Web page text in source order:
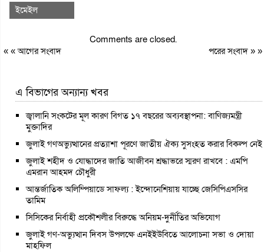
ইমেইল
Comments are closed.
« «আগের সংবাদ পরের সংবাদ» »
এ বিভাগের অন্যান্য খবর
জ্বালানি সংকটের মূল কারণ বিগত ১৭ বছরের অব্যবস্থাপনা: বাণিজ্যমন্ত্রী
মুক্তাদির
জুলাই গণঅভ্যুত্থানের প্রত্যাশা পূরণে জাতীয় ঐক্য সুসংহত করার বিকল্প নেই
জুলাই শহীদ ও যোদ্ধাদের জাতি আজীবন শ্রদ্ধাভরে স্মরণ রাখবে : এমপি
এমরান আহমদ চৌধুরী
আন্তর্জাতিক অলিম্পিয়াডে সাফল্য : ইন্দোনেশিয়ায় যাচ্ছে জেসিপিএসসির
তামিম
সিসিকের নির্বাহী প্রকৌশলীর বিরুদ্ধে অনিয়ম-দুর্নীতির অভিযোগ
জুলাই গণ-অভ্যুত্থান দিবস উপলক্ষে এনইইউবিতে আলোচনা সভা ও দোয়া
মাহফিল